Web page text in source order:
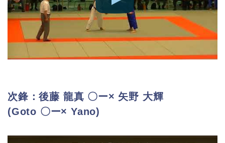
次鋒：後藤 龍真 〇ー× 矢野 大輝
(Goto 〇ー× Yano)